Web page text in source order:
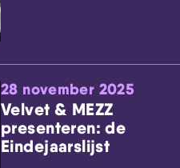
28 november 2025
Velvet & MEZZ
presenteren: de
Eindejaarslijst